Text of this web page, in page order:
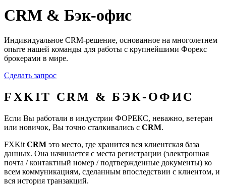
CRM & Бэк-офис
Индивидуальное CRM-решение, основанное на многолетнем
опыте нашей команды для работы с крупнейшими Форекс
брокерами в мире.
Сделать запрос
FXKIT CRM & БЭК-ОФИС
Если Вы работали в индустрии ФОРЕКС, неважно, ветеран
или новичок, Вы точно сталкивались с CRM.
FXKit CRM это место, где хранится вся клиентская база
данных. Она начинается с места регистрации (электронная
почта / контактный номер / подтвержденные документы) ко
всем коммуникациям, сделанным впоследствии с клиентом, и
вся история транзакций.